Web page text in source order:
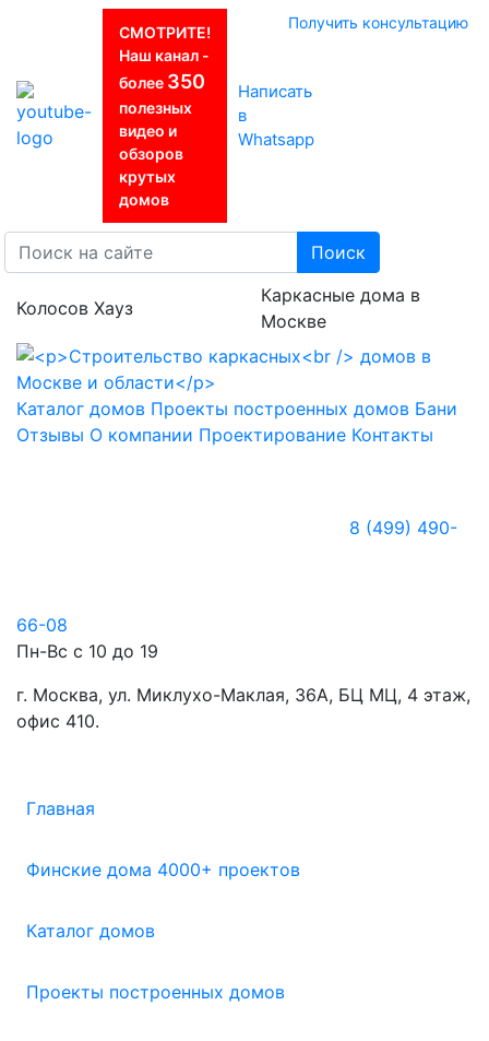
СМОТРИТЕ!
Наш канал -
более 350
полезных
видео и
обзоров
крутых
домов
Написать
в
Whatsapp
Получить консультацию
Поиск
Колосов Хауз
Каркасные дома в
Москве
Каталог домов Проекты построенных домов Бани
Отзывы О компании Проектирование Контакты
8 (499) 490-
66-08
Пн-Вс с 10 до 19
г. Москва, ул. Миклухо-Маклая, 36А, БЦ МЦ, 4 этаж,
офис 410.
Главная
Финские дома 4000+ проектов
Каталог домов
Проекты построенных домов